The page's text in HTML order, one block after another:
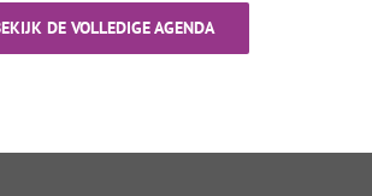
DE VOLLEDIGE AGENDA